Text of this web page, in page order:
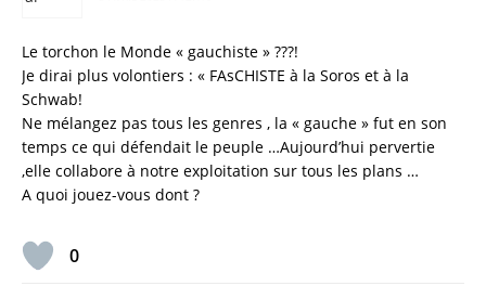
Le torchon le Monde « gauchiste » ???!
Je dirai plus volontiers : « FAsCHISTE à la Soros et à la
Schwab!
Ne mélangez pas tous les genres , la « gauche » fut en son
temps ce qui défendait le peuple …Aujourd’hui pervertie
,elle collabore à notre exploitation sur tous les plans …
A quoi jouez-vous dont ?
0